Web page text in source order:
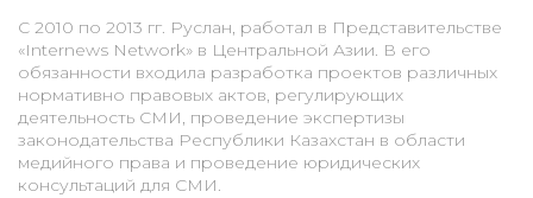
С 2010 по 2013 гг. Руслан, работал в Представительстве
«Internews Network» в Центральной Азии. В его
обязанности входила разработка проектов различных
нормативно правовых актов, регулирующих
деятельность СМИ, проведение экспертизы
законодательства Республики Казахстан в области
медийного права и проведение юридических
консультаций для СМИ.